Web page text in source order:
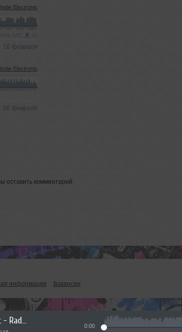
HeySpace & HungryBeat - Radiophonika #225
0:00
Indie Electronic
16 февраля
Indie Electronic
06 февраля
оставить комментарий
информация Вакансии